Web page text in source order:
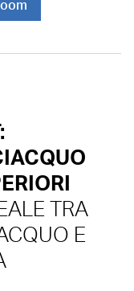
TRA
E